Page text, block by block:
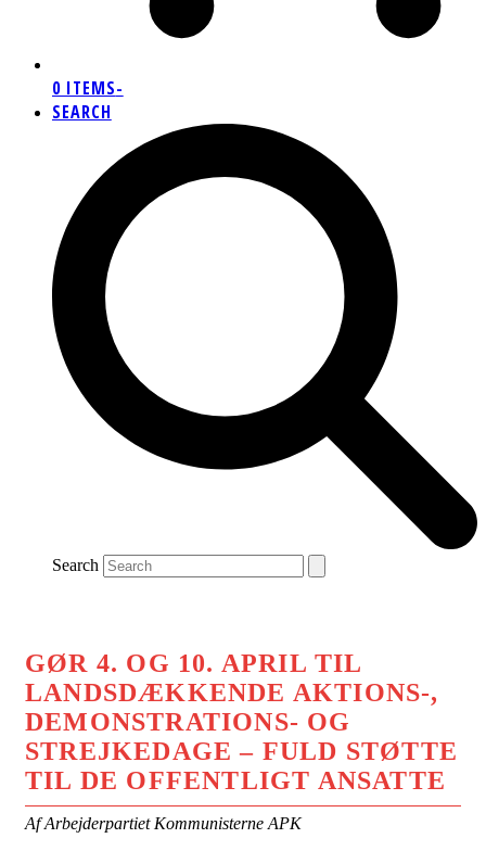
0 ITEMS-
SEARCH
Search
GØR 4. OG 10. APRIL TIL
LANDSDÆKKENDE AKTIONS-,
DEMONSTRATIONS- OG
STREJKEDAGE – FULD STØTTE
TIL DE OFFENTLIGT ANSATTE
Af Arbejderpartiet Kommunisterne APK